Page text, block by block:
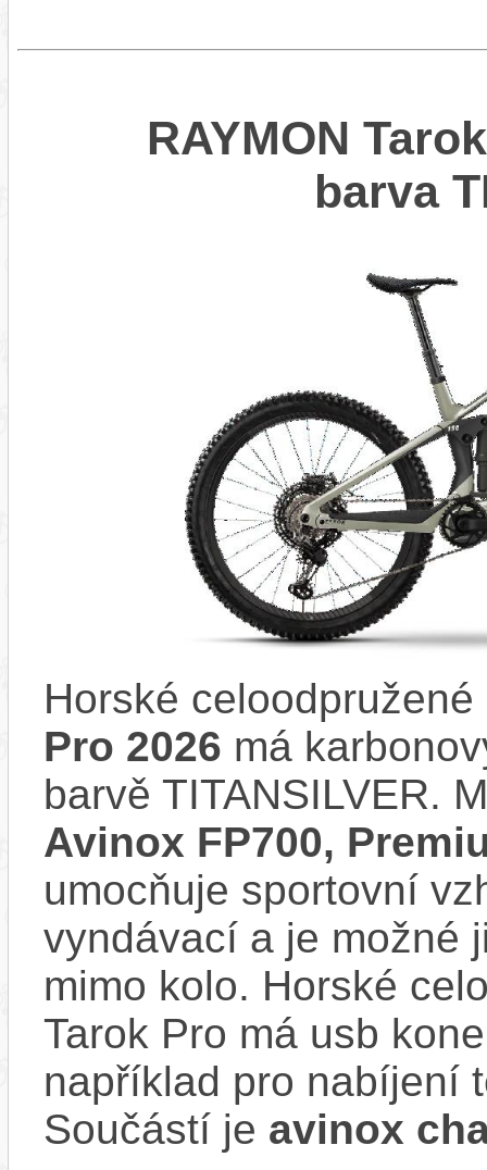
RAYMON
barva
Horské
Pro 2026 má
barvě TITANSILVER.
Avinox FP700,
umocňuje sportovní
vyndávací a je možné
mimo kolo. Horské
Tarok Pro má usb
například pro nabíjení
Součástí je avinox